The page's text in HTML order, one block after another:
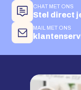
CHAT MET ONS
Stel direct
MAIL MET ONS